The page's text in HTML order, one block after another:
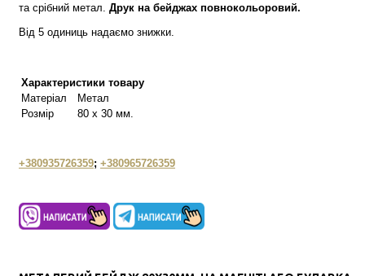
та срібний метал. Друк на бейджах повнокольоровий.
Від 5 одиниць надаємо знижки.
Характеристики товару
Матеріал
Метал
Розмір
80 х 30 мм.
+380935726359; +380965726359